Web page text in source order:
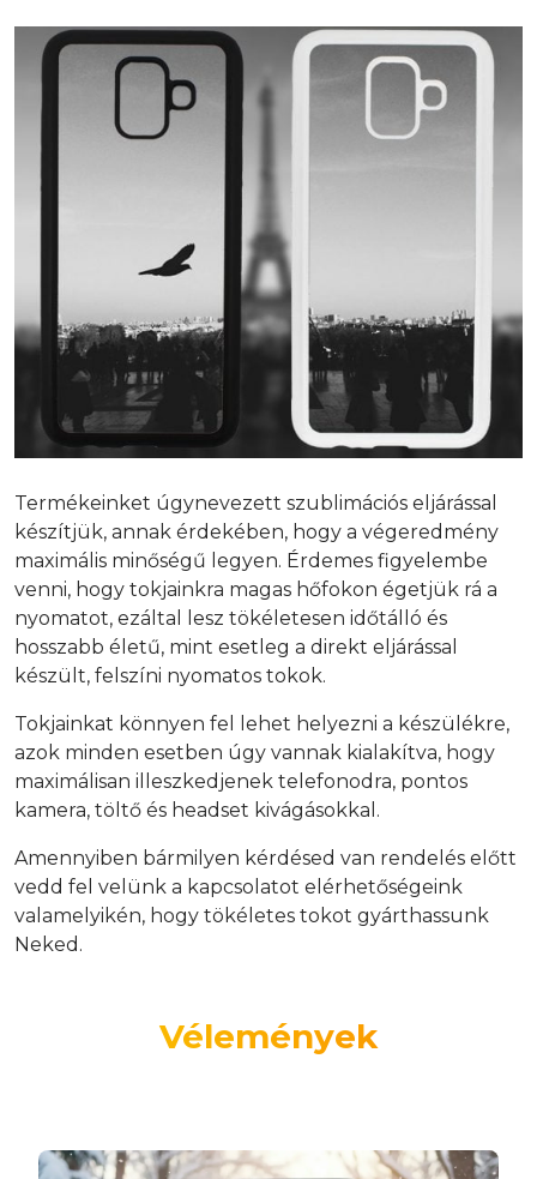
Termékeinket úgynevezett szublimációs eljárással
készítjük, annak érdekében, hogy a végeredmény
maximális minőségű legyen. Érdemes figyelembe
venni, hogy tokjainkra magas hőfokon égetjük rá a
nyomatot, ezáltal lesz tökéletesen időtálló és
hosszabb életű, mint esetleg a direkt eljárással
készült, felszíni nyomatos tokok.
Tokjainkat könnyen fel lehet helyezni a készülékre,
azok minden esetben úgy vannak kialakítva, hogy
maximálisan illeszkedjenek telefonodra, pontos
kamera, töltő és headset kivágásokkal.
Amennyiben bármilyen kérdésed van rendelés előtt
vedd fel velünk a kapcsolatot elérhetőségeink
valamelyikén, hogy tökéletes tokot gyárthassunk
Neked.
Vélemények